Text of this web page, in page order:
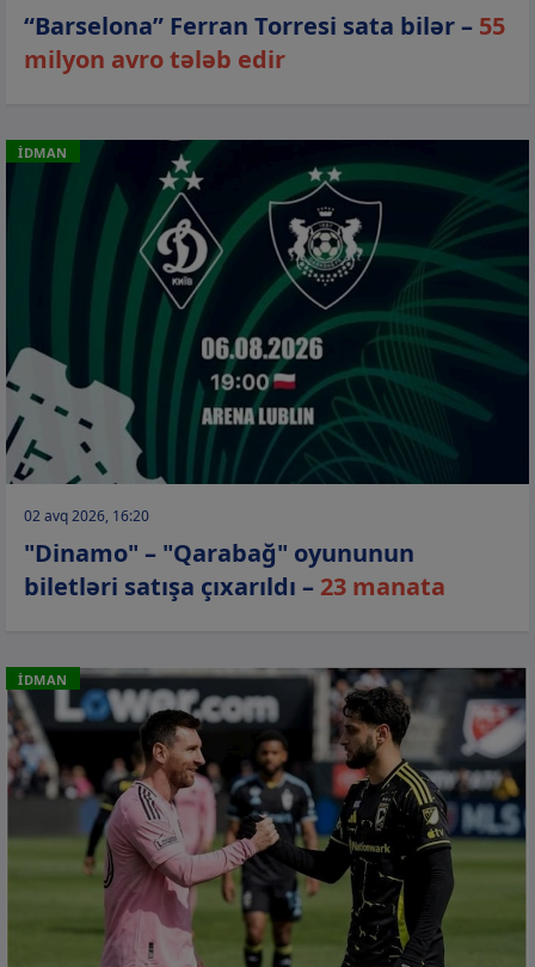
“Barselona” Ferran Torresi sata bilər – 55
milyon avro tələb edir
İDMAN
02 avq 2026, 16:20
"Dinamo" – "Qarabağ" oyununun
biletləri satışa çıxarıldı – 23 manata
İDMAN